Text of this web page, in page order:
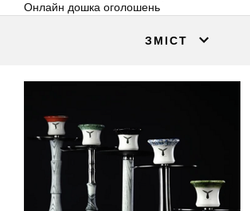
Онлайн дошка оголошень
ЗМІСТ